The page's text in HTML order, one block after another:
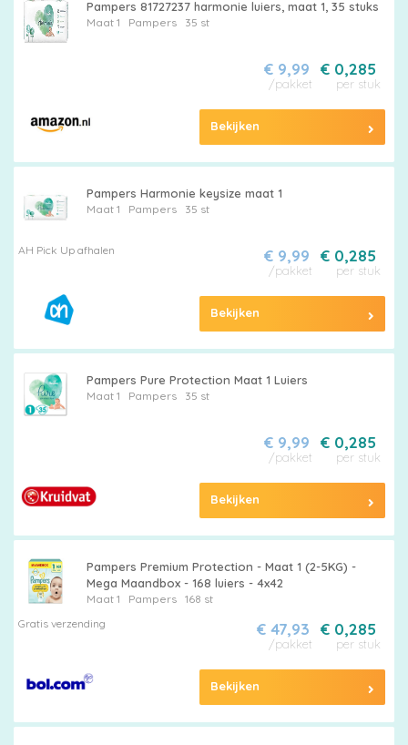
Pampers 81727237 harmonie luiers, maat 1, 35 stuks
Maat 1 Pampers 35 st
€ 0,285
per stuk
€ 9,99
/pakket
Bekijken
Pampers Harmonie keysize maat 1
Maat 1 Pampers 35 st
AH Pick Up afhalen € 0,285
per stuk
€ 9,99
/pakket
Bekijken
Pampers Pure Protection Maat 1 Luiers
Maat 1 Pampers 35 st
€ 0,285
per stuk
€ 9,99
/pakket
Bekijken
Pampers Premium Protection - Maat 1 (2-5KG) -
Mega Maandbox - 168 luiers - 4x42
Maat 1 Pampers
168 st
Gratis verzending
€ 0,285
per stuk
€ 47,93
/pakket
Bekijken